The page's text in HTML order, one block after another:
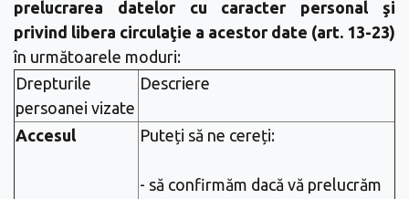
prelucrarea datelor cu caracter personal şi
privind libera circulaţie a acestor date (art. 13-23)
în următoarele moduri:
Drepturile
persoanei vizate
Descriere
Accesul Puteți să ne cereți:
- să confirmăm dacă vă prelucrăm